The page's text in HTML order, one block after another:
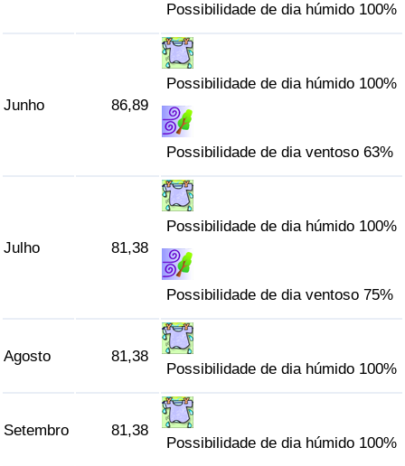
Possibilidade de dia húmido 100%
Junho 86,89
Possibilidade de dia húmido 100%
Possibilidade de dia ventoso 63%
Julho 81,38
Possibilidade de dia húmido 100%
Possibilidade de dia ventoso 75%
Agosto 81,38
Possibilidade de dia húmido 100%
Setembro 81,38
Possibilidade de dia húmido 100%